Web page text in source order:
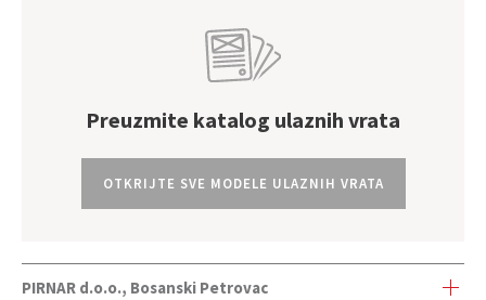
Preuzmite katalog ulaznih vrata
OTKRIJTE SVE MODELE ULAZNIH VRATA
PIRNAR d.o.o., Bosanski Petrovac